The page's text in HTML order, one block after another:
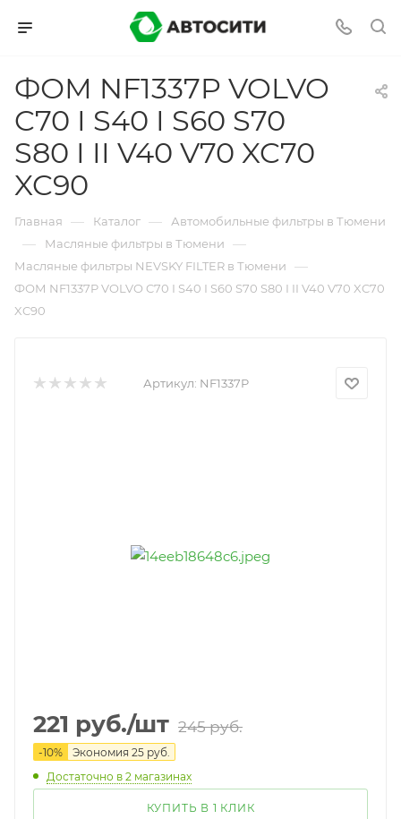
ФОМ NF1337P VOLVO
C70 I S40 I S60 S70
S80 I II V40 V70 XC70
XC90
Главная — Каталог — Автомобильные фильтры в Тюмени
— Масляные фильтры в Тюмени —
Масляные фильтры NEVSKY FILTER в Тюмени —
ФОМ NF1337P VOLVO C70 I S40 I S60 S70 S80 I II V40 V70 XC70
XC90
Артикул: NF1337P
221 руб./шт 245руб.
-10% Экономия 25 руб.
Достаточно в 2 магазинах
КУПИТЬ В 1 КЛИК